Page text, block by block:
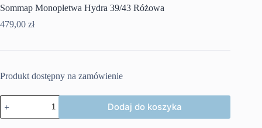
Sommap Monopłetwa Hydra 39/43 Różowa
479,00 zł
Produkt dostępny na zamówienie
ilość
Sommap
Monopłetwa
Dodaj do koszyka